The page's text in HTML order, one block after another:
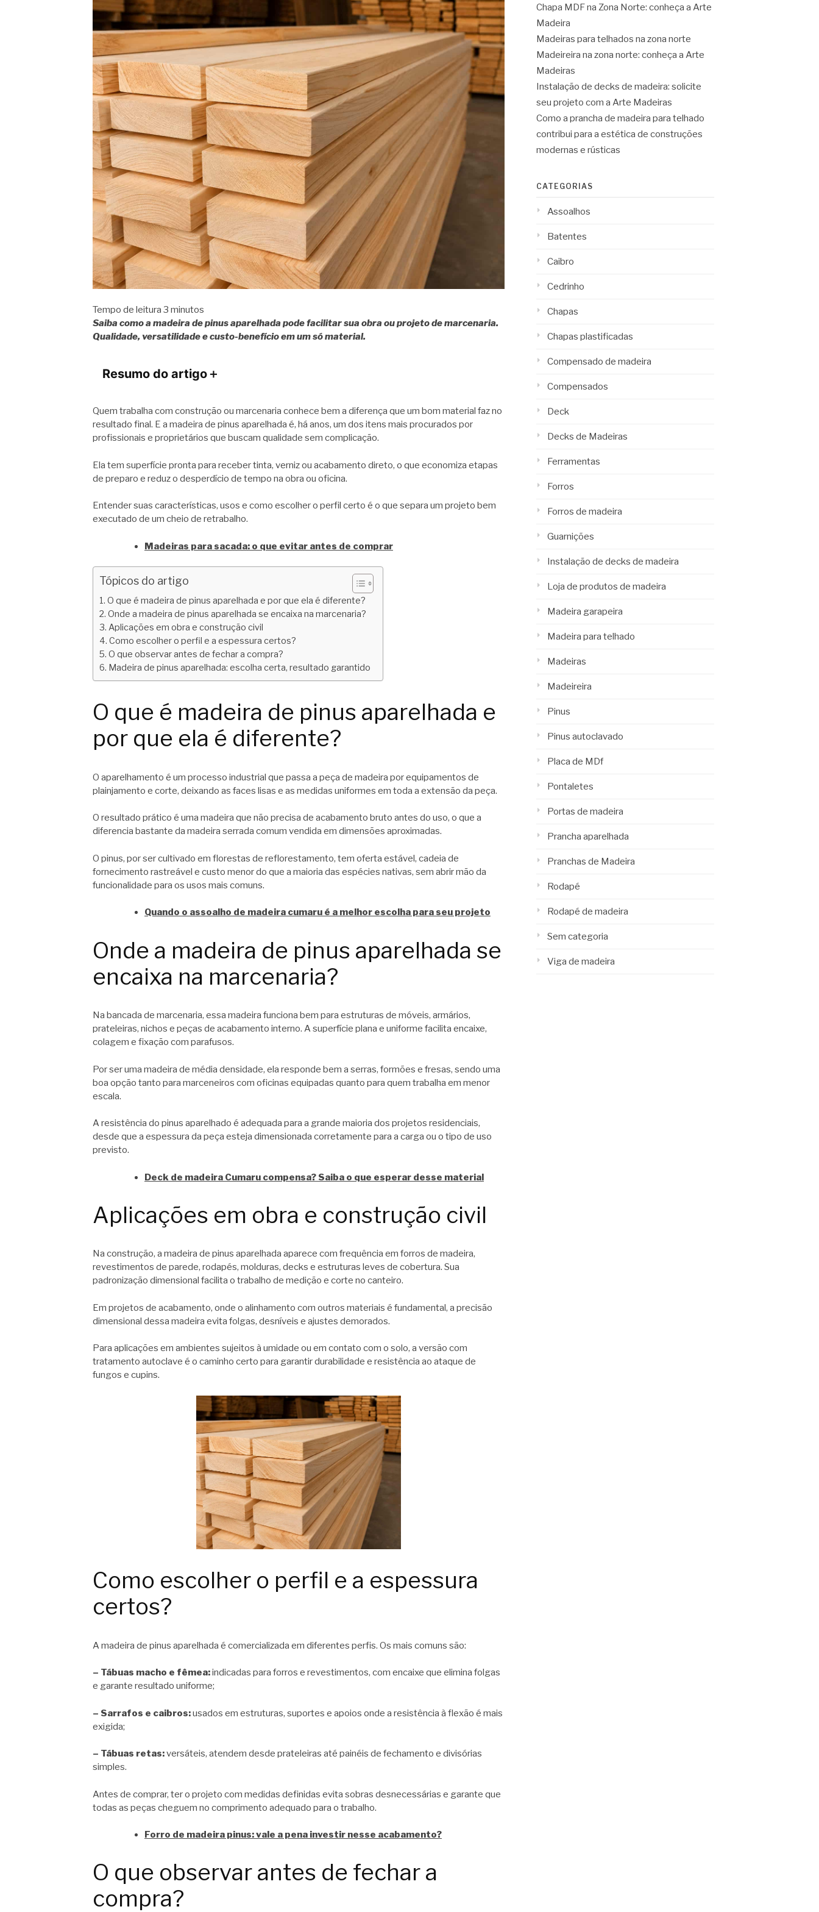
Tempo de leitura 3 minutos
Saiba como a madeira de pinus aparelhada pode facilitar sua obra ou projeto de marcenaria.
Qualidade, versatilidade e custo-benefício em um só material.
Resumo do artigo＋
Quem trabalha com construção ou marcenaria conhece bem a diferença que um bom material faz no
resultado final. E a madeira de pinus aparelhada é, há anos, um dos itens mais procurados por
profissionais e proprietários que buscam qualidade sem complicação.
Ela tem superfície pronta para receber tinta, verniz ou acabamento direto, o que economiza etapas
de preparo e reduz o desperdício de tempo na obra ou oficina.
Entender suas características, usos e como escolher o perfil certo é o que separa um projeto bem
executado de um cheio de retrabalho.
Madeiras para sacada: o que evitar antes de comprar
Tópicos do artigo
O que é madeira de pinus aparelhada e por que ela é diferente?
Onde a madeira de pinus aparelhada se encaixa na marcenaria?
Aplicações em obra e construção civil
Como escolher o perfil e a espessura certos?
O que observar antes de fechar a compra?
Madeira de pinus aparelhada: escolha certa, resultado garantido
O que é madeira de pinus aparelhada e
por que ela é diferente?
O aparelhamento é um processo industrial que passa a peça de madeira por equipamentos de
plainjamento e corte, deixando as faces lisas e as medidas uniformes em toda a extensão da peça.
O resultado prático é uma madeira que não precisa de acabamento bruto antes do uso, o que a
diferencia bastante da madeira serrada comum vendida em dimensões aproximadas.
O pinus, por ser cultivado em florestas de reflorestamento, tem oferta estável, cadeia de
fornecimento rastreável e custo menor do que a maioria das espécies nativas, sem abrir mão da
funcionalidade para os usos mais comuns.
Quando o assoalho de madeira cumaru é a melhor escolha para seu projeto
Onde a madeira de pinus aparelhada se
encaixa na marcenaria?
Na bancada de marcenaria, essa madeira funciona bem para estruturas de móveis, armários,
prateleiras, nichos e peças de acabamento interno. A superfície plana e uniforme facilita encaixe,
colagem e fixação com parafusos.
Por ser uma madeira de média densidade, ela responde bem a serras, formões e fresas, sendo uma
boa opção tanto para marceneiros com oficinas equipadas quanto para quem trabalha em menor
escala.
A resistência do pinus aparelhado é adequada para a grande maioria dos projetos residenciais,
desde que a espessura da peça esteja dimensionada corretamente para a carga ou o tipo de uso
previsto.
Deck de madeira Cumaru compensa? Saiba o que esperar desse material
Aplicações em obra e construção civil
Na construção, a madeira de pinus aparelhada aparece com frequência em forros de madeira,
revestimentos de parede, rodapés, molduras, decks e estruturas leves de cobertura. Sua
padronização dimensional facilita o trabalho de medição e corte no canteiro.
Em projetos de acabamento, onde o alinhamento com outros materiais é fundamental, a precisão
dimensional dessa madeira evita folgas, desníveis e ajustes demorados.
Para aplicações em ambientes sujeitos à umidade ou em contato com o solo, a versão com
tratamento autoclave é o caminho certo para garantir durabilidade e resistência ao ataque de
fungos e cupins.
Como escolher o perfil e a espessura
certos?
A madeira de pinus aparelhada é comercializada em diferentes perfis. Os mais comuns são:
– Tábuas macho e fêmea:indicadas para forros e revestimentos, com encaixe que elimina folgas
e garante resultado uniforme;
– Sarrafos e caibros:usados em estruturas, suportes e apoios onde a resistência à flexão é mais
exigida;
– Tábuas retas:versáteis, atendem desde prateleiras até painéis de fechamento e divisórias
simples.
Antes de comprar, ter o projeto com medidas definidas evita sobras desnecessárias e garante que
todas as peças cheguem no comprimento adequado para o trabalho.
Forro de madeira pinus: vale a pena investir nesse acabamento?
O que observar antes de fechar a
compra?
Chapa MDF na Zona Norte: conheça a Arte
Madeira
Madeiras para telhados na zona norte
Madeireira na zona norte: conheça a Arte
Madeiras
Instalação de decks de madeira: solicite
seu projeto com a Arte Madeiras
Como a prancha de madeira para telhado
contribui para a estética de construções
modernas e rústicas
CATEGORIAS
Assoalhos
Batentes
Caibro
Cedrinho
Chapas
Chapas plastificadas
Compensado de madeira
Compensados
Deck
Decks de Madeiras
Ferramentas
Forros
Forros de madeira
Guarnições
Instalação de decks de madeira
Loja de produtos de madeira
Madeira garapeira
Madeira para telhado
Madeiras
Madeireira
Pinus
Pinus autoclavado
Placa de MDf
Pontaletes
Portas de madeira
Prancha aparelhada
Pranchas de Madeira
Rodapé
Rodapé de madeira
Sem categoria
Viga de madeira